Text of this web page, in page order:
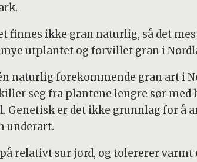
finnes ikke gran naturlig, så det
utplantet og forvillet gran i
naturlig forekommende gran art i
seg fra plantene lengre sør
Genetisk er det ikke grunnlag for å
underart.
relativt sur jord, og tolererer